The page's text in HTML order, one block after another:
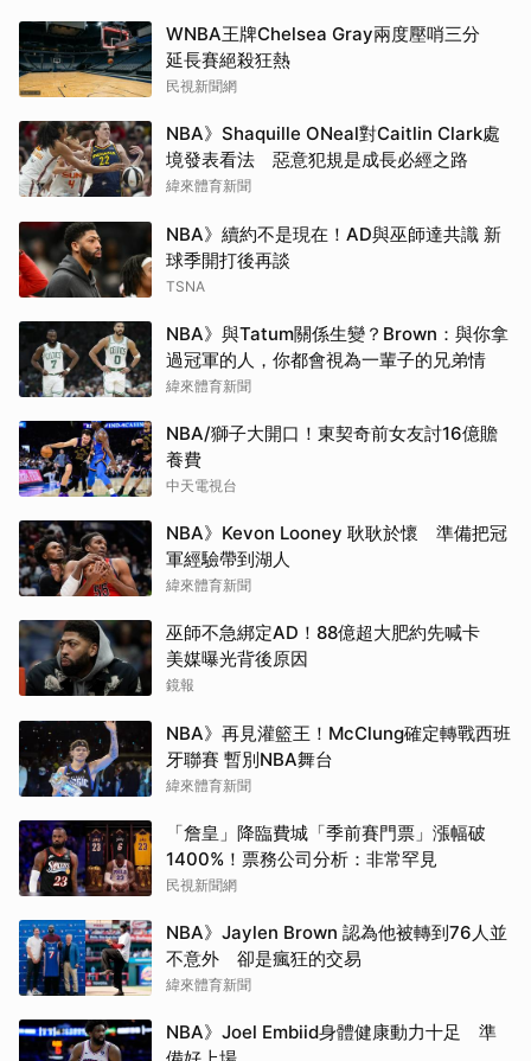
WNBA王牌Chelsea Gray兩度壓哨三分
延長賽絕殺狂熱
民視新聞網
NBA》Shaquille ONeal對Caitlin Clark處
境發表看法 惡意犯規是成長必經之路
緯來體育新聞
NBA》續約不是現在！AD與巫師達共識 新
球季開打後再談
TSNA
NBA》與Tatum關係生變？Brown：與你拿
過冠軍的人，你都會視為一輩子的兄弟情
緯來體育新聞
NBA/獅子大開口！東契奇前女友討16億贍
養費
中天電視台
NBA》Kevon Looney 耿耿於懷 準備把冠
軍經驗帶到湖人
緯來體育新聞
巫師不急綁定AD！88億超大肥約先喊卡
美媒曝光背後原因
鏡報
NBA》再見灌籃王！McClung確定轉戰西班
牙聯賽 暫別NBA舞台
緯來體育新聞
「詹皇」降臨費城「季前賽門票」漲幅破
1400%！票務公司分析：非常罕見
民視新聞網
NBA》Jaylen Brown 認為他被轉到76人並
不意外 卻是瘋狂的交易
緯來體育新聞
NBA》Joel Embiid身體健康動力十足 準